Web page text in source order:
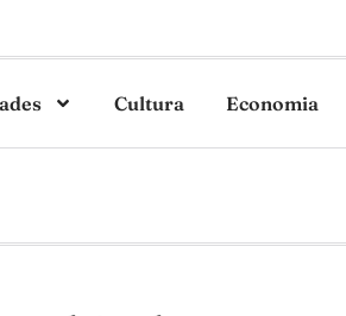
Cultura Economia